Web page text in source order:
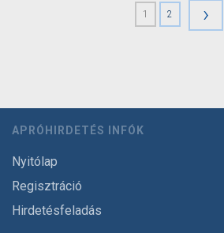
1 2 ›
APRÓHIRDETÉS INFÓK
Nyitólap
Regisztráció
Hirdetésfeladás